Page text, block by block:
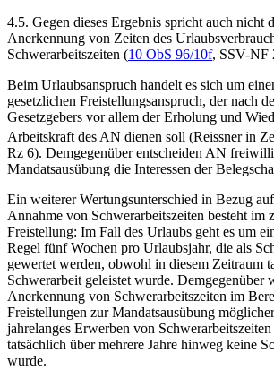
4.5. Gegen dieses Ergebnis spricht auch nicht
Anerkennung von Zeiten des
Schwerarbeitszeiten (10 ObS 96/10f, SSV-NF
Beim Urlaubsanspruch handelt es sich um
gesetzlichen Freistellungsanspruch, der nach
Gesetzgebers vor allem der Erholung und
Arbeitskraft des AN dienen soll (Reissnerin
Rz 6). Demgegenüber entscheiden AN
Mandatsausübung die Interessen der
Ein weiterer Wertungsunterschied in Bezug
Annahme von Schwerarbeitszeiten besteht im
Freistellung: Im Fall des Urlaubs geht es um
Regel fünf Wochen pro Urlaubsjahr, die als
gewertet werden, obwohl in diesem Zeitraum
Schwerarbeit geleistet wurde. Demgegenüber
Anerkennung von Schwerarbeitszeiten im
Freistellungen zur Mandatsausübung
jahrelanges Erwerben von
tatsächlich über mehrere Jahre hinweg keine
wurde.